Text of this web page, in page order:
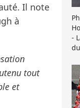
Il note
à
tout
et
-